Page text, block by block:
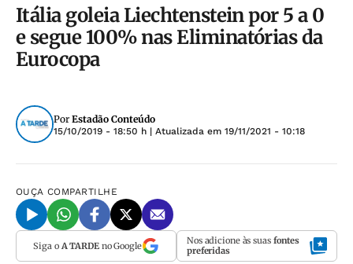
Itália goleia Liechtenstein por 5 a 0
e segue 100% nas Eliminatórias da
Eurocopa
Por Estadão Conteúdo
15/10/2019 - 18:50 h | Atualizada em 19/11/2021 - 10:18
OUÇA COMPARTILHE
Siga o A TARDEno Google Nos adicione às suas fontes
preferidas